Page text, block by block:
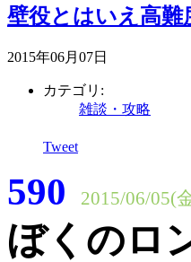
壁役とはいえ高
2015年06月07日
カテゴリ:
雑談・攻略
Tweet
590 2015/06/05(
ぼくのロ